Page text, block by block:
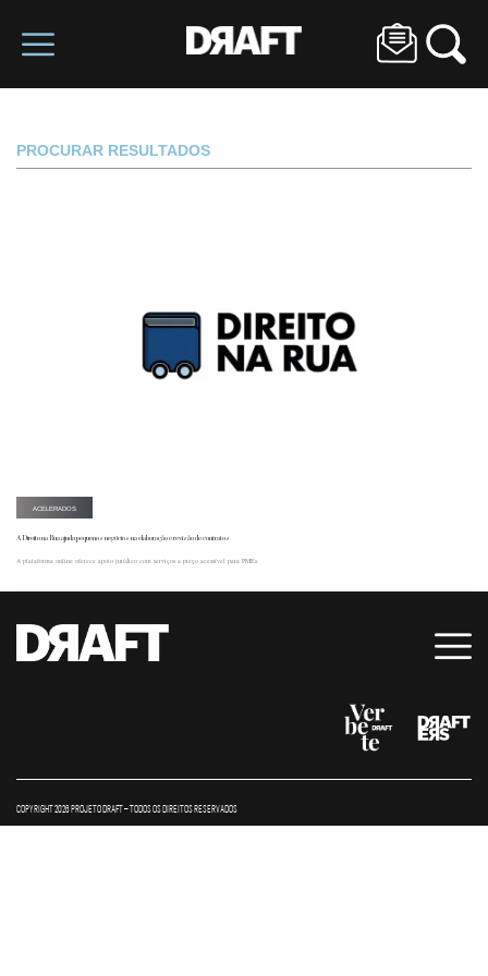
PROCURAR RESULTADOS
ACELERADOS
A Direito na Rua ajuda pequenos negócios na elaboração e revisão de contratos
A plataforma online oferece apoio jurídico com serviços a preço acessível para PMEs.
COPYRIGHT 2026 PROJETO DRAFT – TODOS OS DIREITOS RESERVADOS